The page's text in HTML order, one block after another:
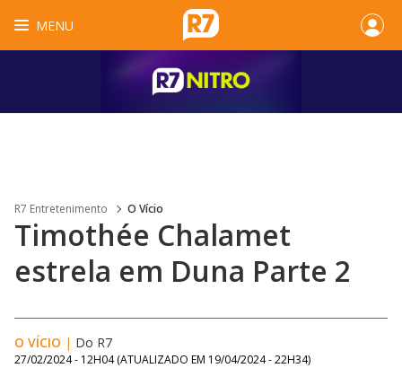
MENU
R7 Entretenimento O Vício
Timothée Chalamet
estrela em Duna Parte 2
O VÍCIO | Do R7
27/02/2024 - 12H04 (ATUALIZADO EM 19/04/2024 - 22H34)